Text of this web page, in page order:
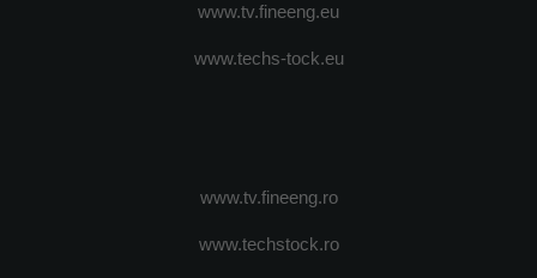
www.tv.fineeng.eu
www.techs-tock.eu
www.tv.fineeng.ro
www.techstock.ro